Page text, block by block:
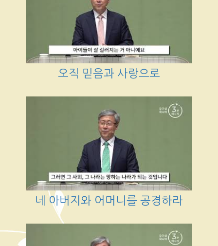
오직 믿음과 사랑으로
네 아버지와 어머니를 공경하라